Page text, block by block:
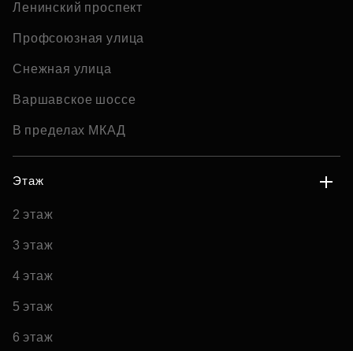
Ленинский проспект
Профсоюзная улица
Снежная улица
Варшавское шоссе
В пределах МКАД
Этаж
2 этаж
3 этаж
4 этаж
5 этаж
6 этаж